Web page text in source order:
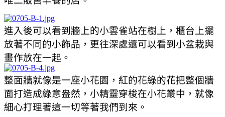
進入後可以看到牆上的小雲雀站在樹上，櫃台上擺
放著不同的小飾品，更往深處還可以看到小盆栽與
畫作放在一起。
整面牆就像是一座小花園，紅的花綠的花把整個牆
面打造成綠意盎然，小精靈穿梭在小花叢中，就像
細心打理著這一切等著我們到來。